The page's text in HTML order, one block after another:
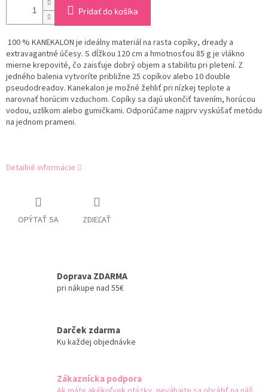
Pridať do košíka
100 % KANEKALON je ideálny materiál na rasta copíky, dready a
extravagantné účesy. S dĺžkou 120 cm a hmotnosťou 85 g je vlákno
mierne krepovité, čo zaisťuje dobrý objem a stabilitu pri pletení. Z
jedného balenia vytvoríte približne 25 copíkov alebo 10 double
pseudodreadov. Kanekalon je možné žehliť pri nízkej teplote a
narovnať horúcim vzduchom. Copíky sa dajú ukončiť tavením, horúcou
vodou, uzlíkom alebo gumičkami. Odporúčame najprv vyskúšať metódu
na jednom prameni.
Detailné informácie
OPÝTAŤ SA ZDIEĽAŤ
Doprava ZDARMA
pri nákupe nad 55€
Darček zdarma
Ku každej objednávke
Zákaznícka podpora